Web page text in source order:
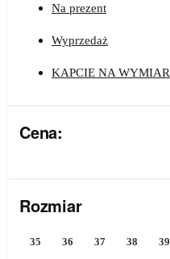
Na prezent
Wyprzedaż
KAPCIE NA WYMIAR
Cena:
Rozmiar
35 36 37 38 39